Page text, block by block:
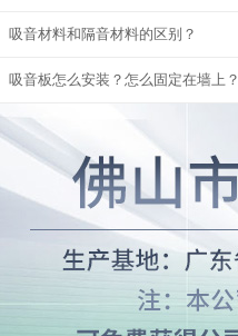
吸音材料和隔音材料的区别？
吸音板怎么安装？怎么固定在墙上？